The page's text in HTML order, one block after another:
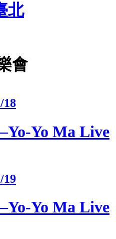
北
會
18
Yo Ma Live
19
Yo Ma Live